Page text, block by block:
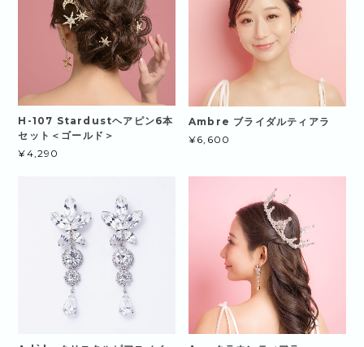
H-107 Stardustヘアピン6本
セット＜ゴールド＞
¥4,290
Ambre ブライダルティアラ
¥6,600